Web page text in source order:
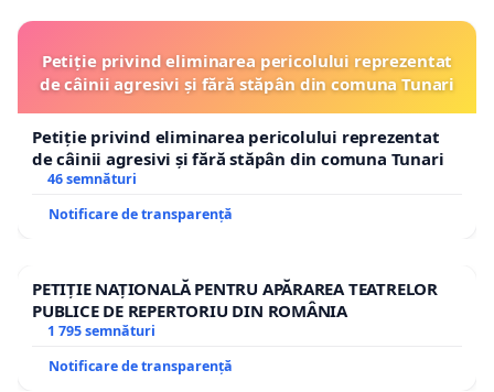
Petiție privind eliminarea pericolului reprezentat
de câinii agresivi și fără stăpân din comuna Tunari
Petiție privind eliminarea pericolului reprezentat
de câinii agresivi și fără stăpân din comuna Tunari
46 semnături
Notificare de transparență
PETIȚIE NAȚIONALĂ PENTRU APĂRAREA TEATRELOR
PUBLICE DE REPERTORIU DIN ROMÂNIA
1 795 semnături
Notificare de transparență